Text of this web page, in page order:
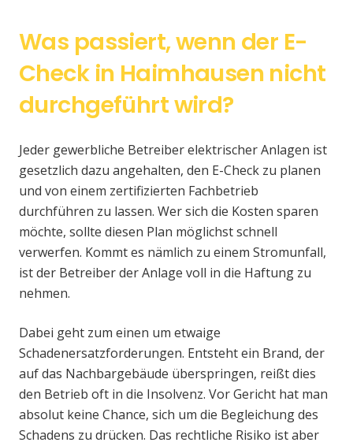
Was passiert, wenn der E-
Check in Haimhausen nicht
durchgeführt wird?
Jeder gewerbliche Betreiber elektrischer Anlagen ist
gesetzlich dazu angehalten, den E-Check zu planen
und von einem zertifizierten Fachbetrieb
durchführen zu lassen. Wer sich die Kosten sparen
möchte, sollte diesen Plan möglichst schnell
verwerfen. Kommt es nämlich zu einem Stromunfall,
ist der Betreiber der Anlage voll in die Haftung zu
nehmen.
Dabei geht zum einen um etwaige
Schadenersatzforderungen. Entsteht ein Brand, der
auf das Nachbargebäude überspringen, reißt dies
den Betrieb oft in die Insolvenz. Vor Gericht hat man
absolut keine Chance, sich um die Begleichung des
Schadens zu drücken. Das rechtliche Risiko ist aber